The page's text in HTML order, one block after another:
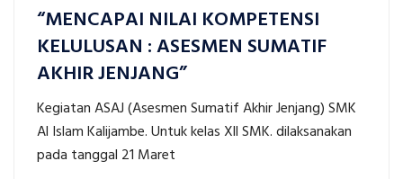
“MENCAPAI NILAI KOMPETENSI
KELULUSAN : ASESMEN SUMATIF
AKHIR JENJANG”
Kegiatan ASAJ (Asesmen Sumatif Akhir Jenjang) SMK
Al Islam Kalijambe. Untuk kelas Xll SMK. dilaksanakan
pada tanggal 21 Maret